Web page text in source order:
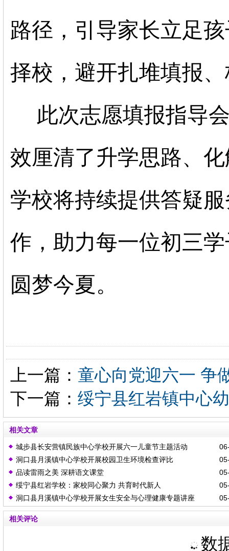
路径，引导家长立足
择校，避开扎堆填报
此次志愿填报指导
效厘清了升学思路、
学校将持续提供答疑
作，助力每一位初三
圆梦今夏。
上一篇： 童心向党迎六一 争
下一篇： 绥宁县红岩镇中心
相关文章
城步县长安营镇民族中心学校开展六一儿童节主题活动
洞口县月溪镇中心学校开展校园卫生环境检查评比
品读雷雨之美 深耕语文课堂
绥宁县红岩学校：家校同心聚力 共育时代新人
洞口县月溪镇中心学校开展女生安全与心理健康专题讲座
相关评论
数